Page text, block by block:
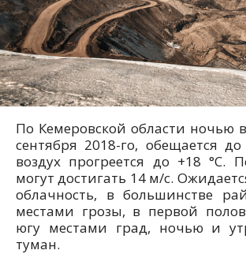
По Кемеровской области ночью
сентября 2018-го, обещается
воздух прогреется до +18 °С.
могут достигать 14 м/с.
облачность, в большинстве
местами грозы, в первой
югу местами град, ночью и
туман.